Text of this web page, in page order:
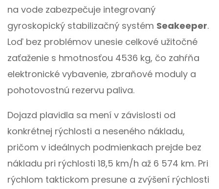
na vode zabezpečuje integrovaný
gyroskopický stabilizačný systém Seakeeper.
Loď bez problémov unesie celkové užitočné
zaťaženie s hmotnosťou 4536 kg, čo zahŕňa
elektronické vybavenie, zbraňové moduly a
pohotovostnú rezervu paliva.
Dojazd plavidla sa mení v závislosti od
konkrétnej rýchlosti a neseného nákladu,
pričom v ideálnych podmienkach prejde bez
nákladu pri rýchlosti 18,5 km/h až 6 574 km. Pri
rýchlom taktickom presune a zvýšení rýchlosti